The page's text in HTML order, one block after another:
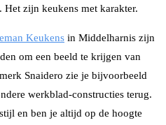
Het zijn keukens met karakter.
Keukens in Middelharnis zijn
om een beeld te krijgen van
Snaidero zie je bijvoorbeeld
werkblad-constructies terug.
en ben je altijd op de hoogte